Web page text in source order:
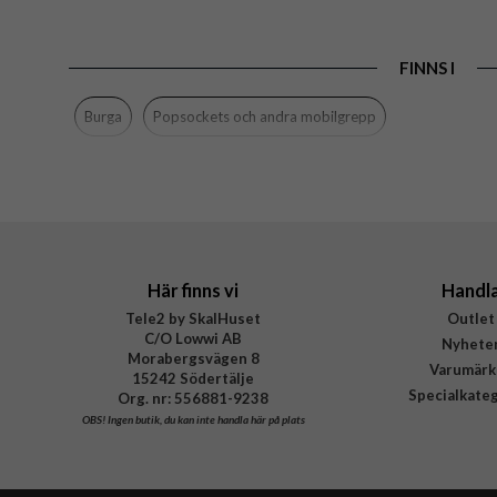
FINNS I
Burga Popsockets och andra mobilgrepp
Här finns vi
Tele2 by SkalHuset
C/O Lowwi AB
Morabergsvägen 8
15242 Södertälje
Org. nr: 556881-9238
OBS!Ingen butik, du kan inte handla här på plats
Outlet